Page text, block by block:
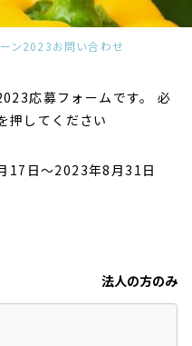
ン2023お問い合わせ
応募フォームです。 必
押してください
17日～2023年8月31日
法人の方のみ